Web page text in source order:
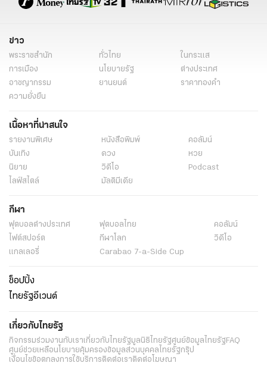
ข่าว
พระราชสำนัก ทั่วไทย
ในกระแส
การเมือง
นโยบายรัฐ
ต่างประเทศ
อาชญากรรม
ยานยนต์
ราคาทองคำ
ความยั่งยืน
เนื้อหาที่น่าสนใจ
รายงานพิเศษ หนังสือพิมพ์
คอลัมน์
บันเทิง
ดวง
หวย
นิยาย
วิดีโอ
Podcast
ไลฟ์สไตล์
มัลติมีเดีย
กีฬา
ฟุตบอลต่่างประเทศ ฟุตบอลไทย
คอลัมน์
ไฟต์สปอร์ต
กีฬาโลก
วิดีโอ
แกลเลอรี่
Carabao 7-a-Side Cup
ช็อปปิ้ง
ไทยรัฐอีเวนต์
เกี่ยวกับไทยรัฐ
กิจกรรมร่วมงานกับเราเกี่ยวกับไทยรัฐมูลนิธิไทยรัฐศูนย์ข้อมูลไทยรัฐFAQ
ศูนย์ช่วยเหลือนโยบายคุ้มครองข้อมูลส่วนบุคคลไทยรัฐกรุ๊ป
เงื่อนไขข้อตกลงการใช้บริการติดต่อเราติดต่อโฆษณา